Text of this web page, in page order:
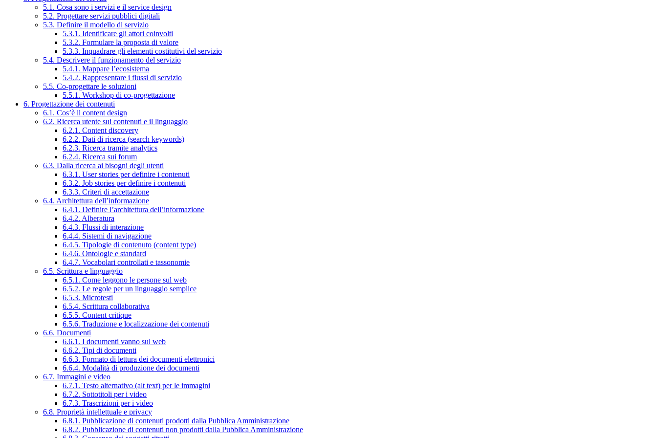
5.1. Cosa sono i servizi e il service design
5.2. Progettare servizi pubblici digitali
5.3. Definire il modello di servizio
5.3.1. Identificare gli attori coinvolti
5.3.2. Formulare la proposta di valore
5.3.3. Inquadrare gli elementi costitutivi del servizio
5.4. Descrivere il funzionamento del servizio
5.4.1. Mappare l’ecosistema
5.4.2. Rappresentare i flussi di servizio
5.5. Co-progettare le soluzioni
5.5.1. Workshop di co-progettazione
6. Progettazione dei contenuti
6.1. Cos’è il content design
6.2. Ricerca utente sui contenuti e il linguaggio
6.2.1. Content discovery
6.2.2. Dati di ricerca (search keywords)
6.2.3. Ricerca tramite analytics
6.2.4. Ricerca sui forum
6.3. Dalla ricerca ai bisogni degli utenti
6.3.1. User stories per definire i contenuti
6.3.2. Job stories per definire i contenuti
6.3.3. Criteri di accettazione
6.4. Architettura dell’informazione
6.4.1. Definire l’architettura dell’informazione
6.4.2. Alberatura
6.4.3. Flussi di interazione
6.4.4. Sistemi di navigazione
6.4.5. Tipologie di contenuto (content type)
6.4.6. Ontologie e standard
6.4.7. Vocabolari controllati e tassonomie
6.5. Scrittura e linguaggio
6.5.1. Come leggono le persone sul web
6.5.2. Le regole per un linguaggio semplice
6.5.3. Microtesti
6.5.4. Scrittura collaborativa
6.5.5. Content critique
6.5.6. Traduzione e localizzazione dei contenuti
6.6. Documenti
6.6.1. I documenti vanno sul web
6.6.2. Tipi di documenti
6.6.3. Formato di lettura dei documenti elettronici
6.6.4. Modalità di produzione dei documenti
6.7. Immagini e video
6.7.1. Testo alternativo (alt text) per le immagini
6.7.2. Sottotitoli per i video
6.7.3. Trascrizioni per i video
6.8. Proprietà intellettuale e privacy
6.8.1. Pubblicazione di contenuti prodotti dalla Pubblica Amministrazione
6.8.2. Pubblicazione di contenuti non prodotti dalla Pubblica Amministrazione